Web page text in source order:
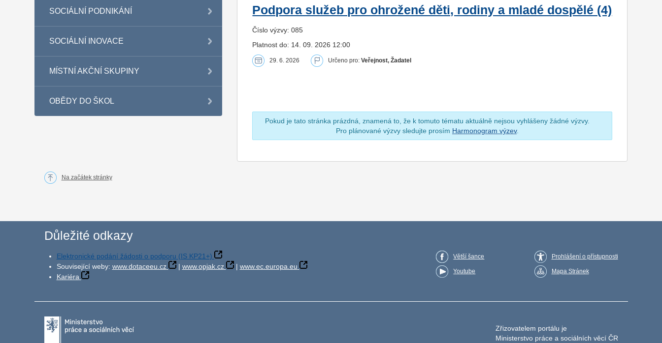
SOCIÁLNÍ PODNIKÁNÍ
SOCIÁLNÍ INOVACE
MÍSTNÍ AKČNÍ SKUPINY
OBĚDY DO ŠKOL
Podpora služeb pro ohrožené děti, rodiny a mladé dospělé (4)
Číslo výzvy: 085
Platnost do: 14. 09. 2026 12:00
29. 6. 2026 Určeno pro:Veřejnost, Žadatel
Pokud je tato stránka prázdná, znamená to, že k tomuto tématu aktuálně nejsou vyhlášeny žádné výzvy.
Pro plánované výzvy sledujte prosím Harmonogram výzev.
Na začátek stránky
Důležité odkazy
Elektronické podání žádosti o podporu (IS KP21+)
Související weby: www.dotaceeu.cz | www.opjak.cz | www.ec.europa.eu
Kariéra
Větší šance
Youtube
Prohlášení o přístupnosti
Mapa Stránek
Zřizovatelem portálu je
Ministerstvo práce a sociálních věcí ČR